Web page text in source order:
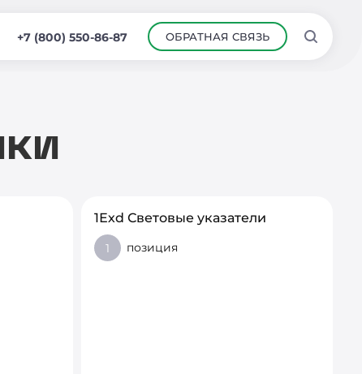
+7 (800) 550-86-87 ОБРАТНАЯ СВЯЗЬ
1Ехd Световые указатели
1 позиция